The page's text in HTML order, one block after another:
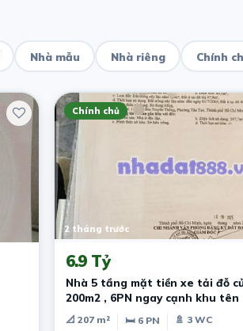
Nhà mẫu Nhà riêng Chính
Chính chủ
2 tháng trước
6.9 Tỷ
Nhà 5 tầng mặt tiền xe tải đỗ
200m2 , 6PN ngay cạnh khu tên
📐 207 m² 🛏 6 PN
🚿 3 WC